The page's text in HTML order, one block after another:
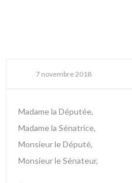
7 novembre 2018
Madame la Députée,
Madame la Sénatrice,
Monsieur le Député,
Monsieur le Sénateur,